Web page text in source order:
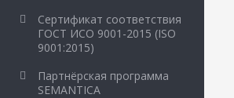
Сертификат соответствия
ГОСТ ИСО 9001-2015 (ISO
9001:2015)
Партнёрская программа
SEMANTICA